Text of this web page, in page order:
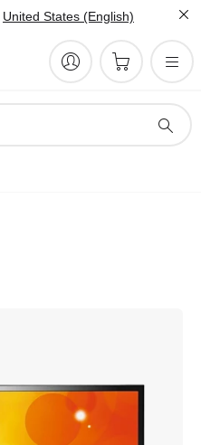
United States (English)